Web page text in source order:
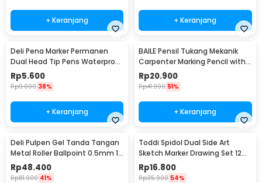
+ Keranjang + Keranjang
Deli Pena Marker Permanen
Dual Head Tip Pens Waterproof
- 6824
Rp5.600
Rp9.000 38%
+ Keranjang
BAILE Pensil Tukang Mekanik
Carpenter Marking Pencil with
Refill 6 PCS - B15322
Rp20.900
Rp41.900 51%
+ Keranjang
Deli Pulpen Gel Tanda Tangan
Metal Roller Ballpoint 0.5mm 1
PCS - S99
Rp48.400
Rp81.900 41%
Toddi Spidol Dual Side Art
Sketch Marker Drawing Set 12
Color - T12
Rp16.800
Rp35.900 54%